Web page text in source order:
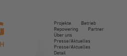
Projekte
Betrieb
Repowering
Partner
Über uns
Presse/Aktuelles
Presse/Aktuelles
Detail